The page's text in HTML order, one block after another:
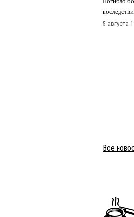
5 августа
Все